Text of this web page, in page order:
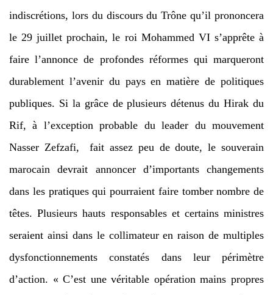
indiscrétions, lors du discours du Trône qu’il prononcera
le 29 juillet prochain, le roi Mohammed VI s’apprête à
faire l’annonce de profondes réformes qui marqueront
durablement l’avenir du pays en matière de politiques
publiques. Si la grâce de plusieurs détenus du Hirak du
Rif, à l’exception probable du leader du mouvement
Nasser Zefzafi, fait assez peu de doute, le souverain
marocain devrait annoncer d’importants changements
dans les pratiques qui pourraient faire tomber nombre de
têtes. Plusieurs hauts responsables et certains ministres
seraient ainsi dans le collimateur en raison de multiples
dysfonctionnements constatés dans leur périmètre
d’action. « C’est une véritable opération mains propres